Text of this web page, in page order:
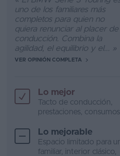
uno de los familiares más
completos para quien no
quiera renunciar al placer de
conducción. Combina la
agilidad, el equilibrio y el... »
VER OPINIÓN COMPLETA
Lo mejor
Tacto de conducción,
prestaciones, consumos
Lo mejorable
Espacio limitado para
familiar, interior clásico,